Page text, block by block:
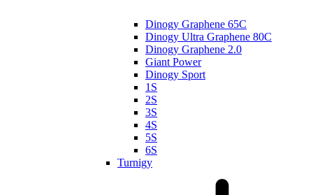
Dinogy Graphene 65C
Dinogy Ultra Graphene 80C
Dinogy Graphene 2.0
Giant Power
Dinogy Sport
1S
2S
3S
4S
5S
6S
Turnigy